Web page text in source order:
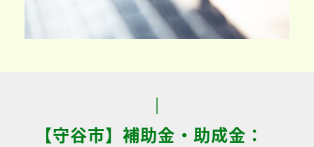
【守谷市】補助金・助成金：